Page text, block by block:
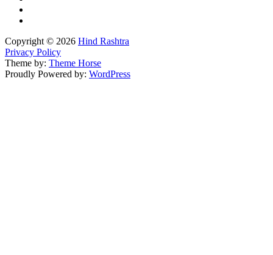
Copyright © 2026 Hind Rashtra
Privacy Policy
Theme by: Theme Horse
Proudly Powered by: WordPress